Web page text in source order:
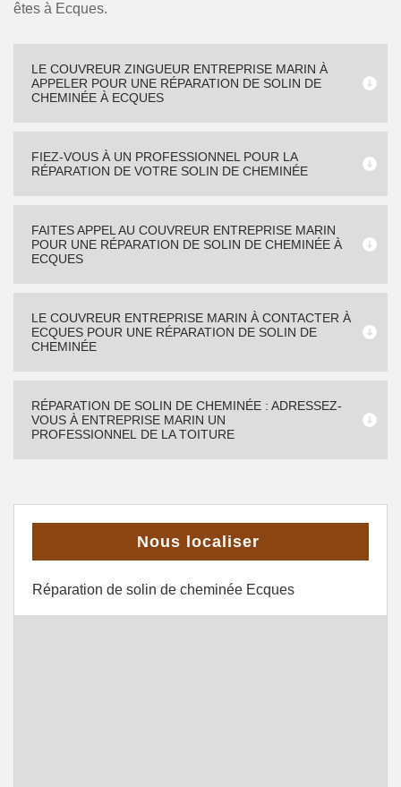
êtes à Ecques.
LE COUVREUR ZINGUEUR ENTREPRISE MARIN À
APPELER POUR UNE RÉPARATION DE SOLIN DE
CHEMINÉE À ECQUES
FIEZ-VOUS À UN PROFESSIONNEL POUR LA
RÉPARATION DE VOTRE SOLIN DE CHEMINÉE
FAITES APPEL AU COUVREUR ENTREPRISE MARIN
POUR UNE RÉPARATION DE SOLIN DE CHEMINÉE À
ECQUES
LE COUVREUR ENTREPRISE MARIN À CONTACTER À
ECQUES POUR UNE RÉPARATION DE SOLIN DE
CHEMINÉE
RÉPARATION DE SOLIN DE CHEMINÉE : ADRESSEZ-
VOUS À ENTREPRISE MARIN UN
PROFESSIONNEL DE LA TOITURE
Nous localiser
Réparation de solin de cheminée Ecques